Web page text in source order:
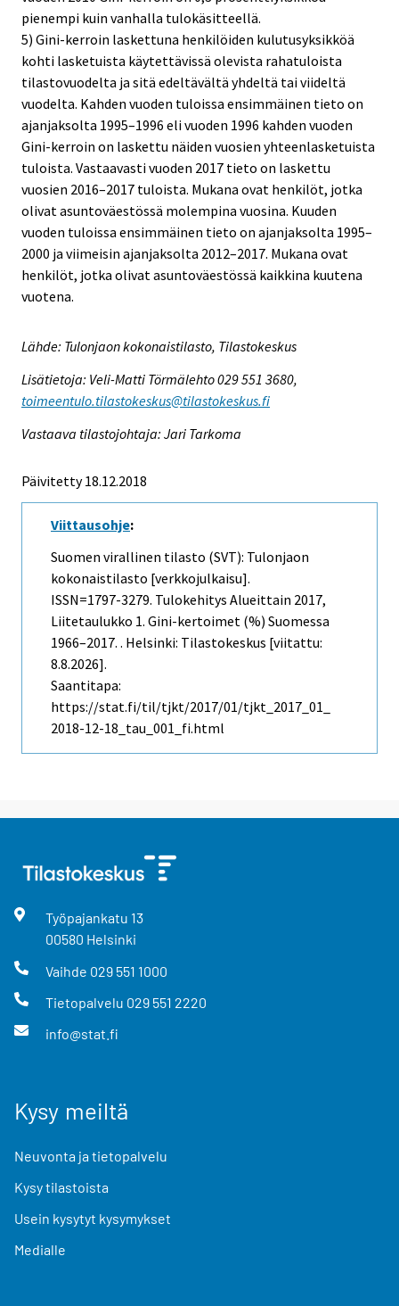
pienempi kuin vanhalla tulokäsitteellä.
5) Gini-kerroin laskettuna henkilöiden kulutusyksikköä
kohti lasketuista käytettävissä olevista rahatuloista
tilastovuodelta ja sitä edeltävältä yhdeltä tai viideltä
vuodelta. Kahden vuoden tuloissa ensimmäinen tieto on
ajanjaksolta 1995–1996 eli vuoden 1996 kahden vuoden
Gini-kerroin on laskettu näiden vuosien yhteenlasketuista
tuloista. Vastaavasti vuoden 2017 tieto on laskettu
vuosien 2016–2017 tuloista. Mukana ovat henkilöt, jotka
olivat asuntoväestössä molempina vuosina. Kuuden
vuoden tuloissa ensimmäinen tieto on ajanjaksolta 1995–
2000 ja viimeisin ajanjaksolta 2012–2017. Mukana ovat
henkilöt, jotka olivat asuntoväestössä kaikkina kuutena
vuotena.
Lähde: Tulonjaon kokonaistilasto, Tilastokeskus
Lisätietoja: Veli-Matti Törmälehto 029 551 3680,
toimeentulo.tilastokeskus@tilastokeskus.fi
Vastaava tilastojohtaja: Jari Tarkoma
Päivitetty 18.12.2018
Viittausohje:
Suomen virallinen tilasto (SVT): Tulonjaon
kokonaistilasto [verkkojulkaisu].
ISSN=1797-3279. Tulokehitys Alueittain 2017,
Liitetaulukko 1. Gini-kertoimet (%) Suomessa
1966–2017. . Helsinki: Tilastokeskus [viitattu:
8.8.2026].
Saantitapa:
https://stat.fi/til/tjkt/2017/01/tjkt_2017_01_
2018-12-18_tau_001_fi.html
Työpajankatu 13
00580 Helsinki
Vaihde 029 551 1000
Tietopalvelu 029 551 2220
info@stat.fi
Kysy meiltä
Neuvonta ja tietopalvelu
Kysy tilastoista
Usein kysytyt kysymykset
Medialle